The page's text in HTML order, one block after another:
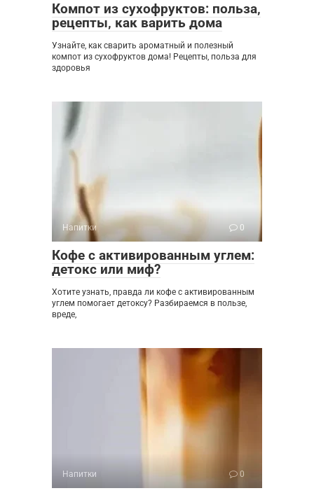
Компот из сухофруктов: польза‚
рецепты‚ как варить дома
Узнайте, как сварить ароматный и полезный
компот из сухофруктов дома! Рецепты, польза для
здоровья
Напитки 0
Кофе с активированным углем:
детокс или миф?
Хотите узнать, правда ли кофе с активированным
углем помогает детоксу? Разбираемся в пользе,
вреде,
Напитки 0